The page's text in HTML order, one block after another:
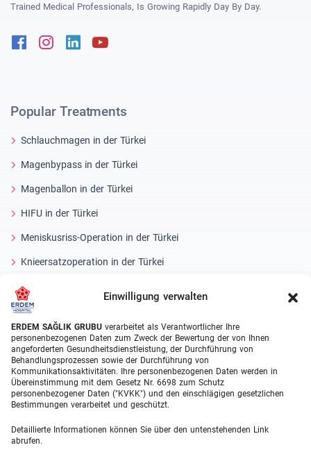
Einwilligung verwalten
ERDEM SAĞLIK GRUBU verarbeitet als Verantwortlicher Ihre
personenbezogenen Daten zum Zweck der Bewertung der von Ihnen
angeforderten Gesundheitsdienstleistung, der Durchführung von
Behandlungsprozessen sowie der Durchführung von
Kommunikationsaktivitäten. Ihre personenbezogenen Daten werden in
Übereinstimmung mit dem Gesetz Nr. 6698 zum Schutz
personenbezogener Daten ("KVKK") und den einschlägigen gesetzlichen
Bestimmungen verarbeitet und geschützt.
Detaillierte Informationen können Sie über den untenstehenden Link
abrufen.
Trained Medical Professionals, Is Growing Rapidly Day By Day.
FacebookInstagram
Linkedin
Popular Treatments
Schlauchmagen in der Türkei
Magenbypass in der Türkei
Magenballon in der Türkei
HIFU in der Türkei
Meniskusriss-Operation in der Türkei
Knieersatzoperation in der Türkei
Medical Units
Orthopädie
Urologie
Gastroenterologie
Herz-Kreislauf-Chirurgie in der Türkei
Haartransplantationsbehandlungen